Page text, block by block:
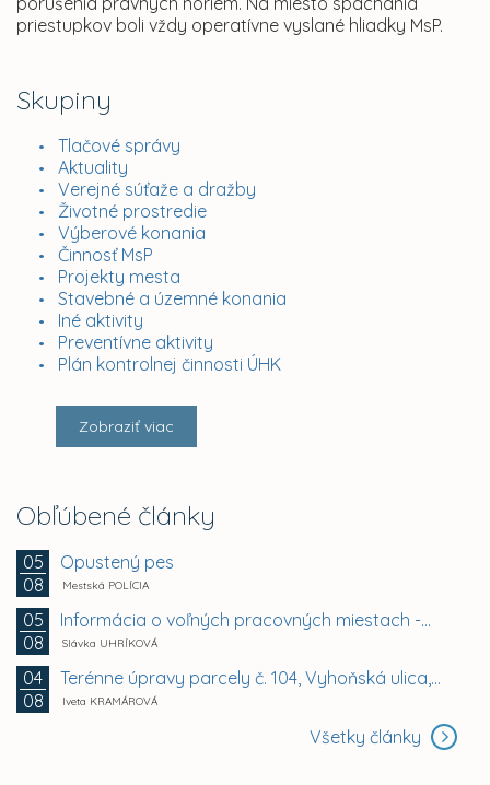
Skupiny
Tlačové správy
Aktuality
Verejné súťaže a dražby
Životné prostredie
Výberové konania
Činnosť MsP
Projekty mesta
Stavebné a územné konania
Iné aktivity
Preventívne aktivity
Plán kontrolnej činnosti ÚHK
Zobraziť viac
Obľúbené články
05
08
Opustený pes
Mestská POLÍCIA
05
08
Informácia o voľných pracovných miestach -...
Slávka UHRÍKOVÁ
04
08
Terénne úpravy parcely č. 104, Vyhoňská ulica,...
Iveta KRAMÁROVÁ
Všetky články
priestupkov boli vždy operatívne vyslané hliadky MsP.